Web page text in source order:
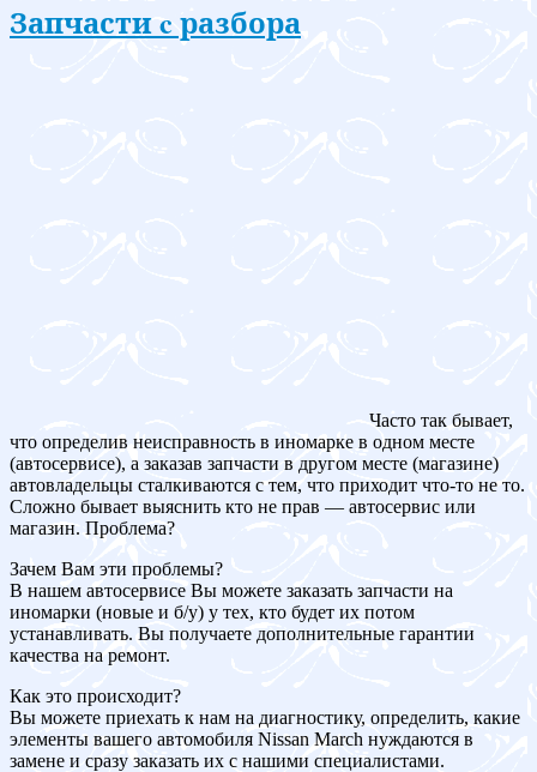
Запчасти c разбора
Часто так бывает,
что определив неисправность в иномарке в одном месте
(автосервисе), а заказав запчасти в другом месте (магазине)
автовладельцы сталкиваются с тем, что приходит что-то не то.
Сложно бывает выяснить кто не прав — автосервис или
магазин. Проблема?
Зачем Вам эти проблемы?
В нашем автосервисе Вы можете заказать запчасти на
иномарки (новые и б/у) у тех, кто будет их потом
устанавливать. Вы получаете дополнительные гарантии
качества на ремонт.
Как это происходит?
Вы можете приехать к нам на диагностику, определить, какие
элементы вашего автомобиля Nissan March нуждаются в
замене и сразу заказать их с нашими специалистами.